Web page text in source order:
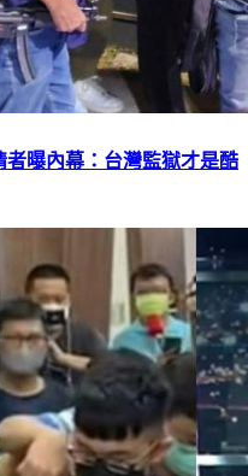
曝內幕：台灣監獄才是酷